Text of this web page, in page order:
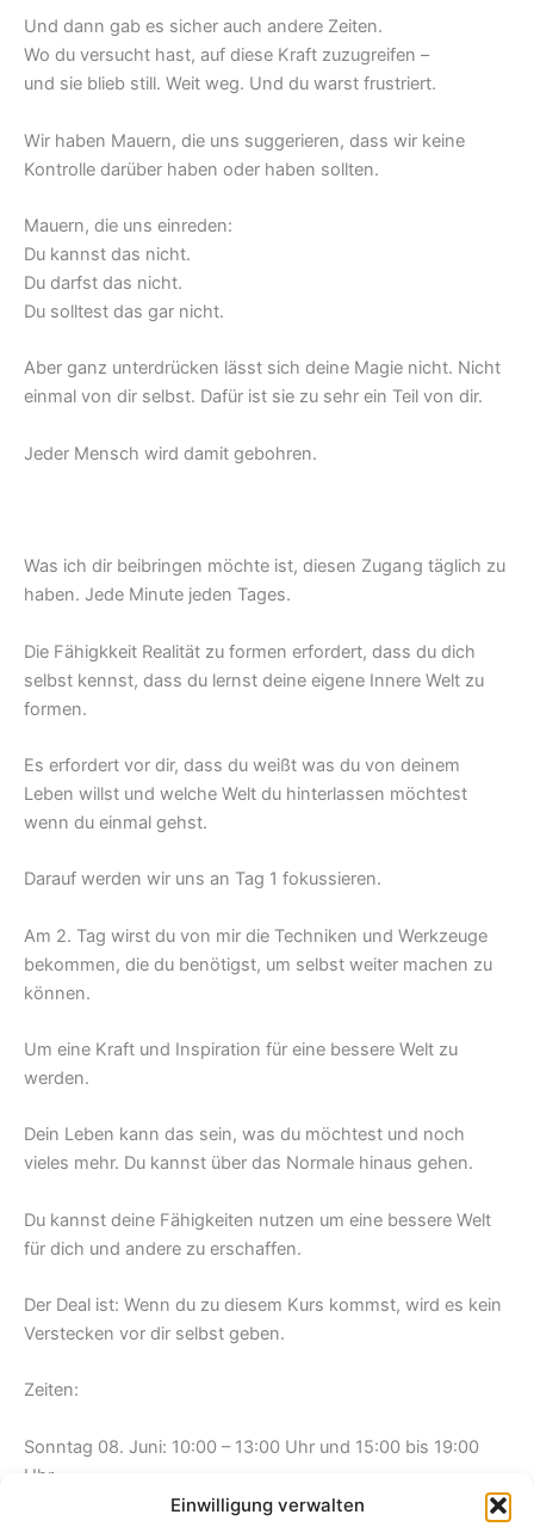
Einwilligung verwalten
Und dann gab es sicher auch andere Zeiten.
Wo du versucht hast, auf diese Kraft zuzugreifen –
und sie blieb still. Weit weg. Und du warst frustriert.
Wir haben Mauern, die uns suggerieren, dass wir keine
Kontrolle darüber haben oder haben sollten.
Mauern, die uns einreden:
Du kannst das nicht.
Du darfst das nicht.
Du solltest das gar nicht.
Aber ganz unterdrücken lässt sich deine Magie nicht. Nicht
einmal von dir selbst. Dafür ist sie zu sehr ein Teil von dir.
Jeder Mensch wird damit gebohren.
Was ich dir beibringen möchte ist, diesen Zugang täglich zu
haben. Jede Minute jeden Tages.
Die Fähigkkeit Realität zu formen erfordert, dass du dich
selbst kennst, dass du lernst deine eigene Innere Welt zu
formen.
Es erfordert vor dir, dass du weißt was du von deinem
Leben willst und welche Welt du hinterlassen möchtest
wenn du einmal gehst.
Darauf werden wir uns an Tag 1 fokussieren.
Am 2. Tag wirst du von mir die Techniken und Werkzeuge
bekommen, die du benötigst, um selbst weiter machen zu
können.
Um eine Kraft und Inspiration für eine bessere Welt zu
werden.
Dein Leben kann das sein, was du möchtest und noch
vieles mehr. Du kannst über das Normale hinaus gehen.
Du kannst deine Fähigkeiten nutzen um eine bessere Welt
für dich und andere zu erschaffen.
Der Deal ist: Wenn du zu diesem Kurs kommst, wird es kein
Verstecken vor dir selbst geben.
Zeiten:
Sonntag 08. Juni: 10:00 – 13:00 Uhr und 15:00 bis 19:00
Uhr.